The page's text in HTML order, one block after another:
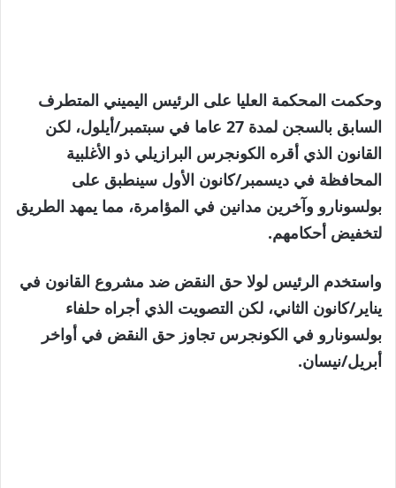
وحكمت المحكمة العليا على الرئيس اليميني المتطرف
السابق بالسجن لمدة 27 عاما في سبتمبر/أيلول، لكن
القانون الذي أقره الكونجرس البرازيلي ذو الأغلبية
المحافظة في ديسمبر/كانون الأول سينطبق على
بولسونارو وآخرين مدانين في المؤامرة، مما يمهد الطريق
لتخفيض أحكامهم.
واستخدم الرئيس لولا حق النقض ضد مشروع القانون في
يناير/كانون الثاني، لكن التصويت الذي أجراه حلفاء
بولسونارو في الكونجرس تجاوز حق النقض في أواخر
أبريل/نيسان.